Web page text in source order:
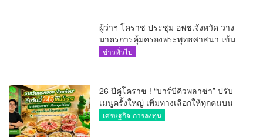
ผู้ว่าฯ โคราช ประชุม อพช.จังหวัด วาง
มาตรการคุ้มครองพระพุทธศาสนา เข้ม
ดูแลพระสงฆ์-ศาสนสมบัติ ป้องกันการ
ข่าวทั่วไป
26 ปีคู่โคราช ! “บาร์บีคิวพลาซ่า” ปรับ
เมนูครั้งใหญ่ เพิ่มทางเลือกให้ทุกคนบน
โต๊ะ
เศรษฐกิจ-การลงทุน